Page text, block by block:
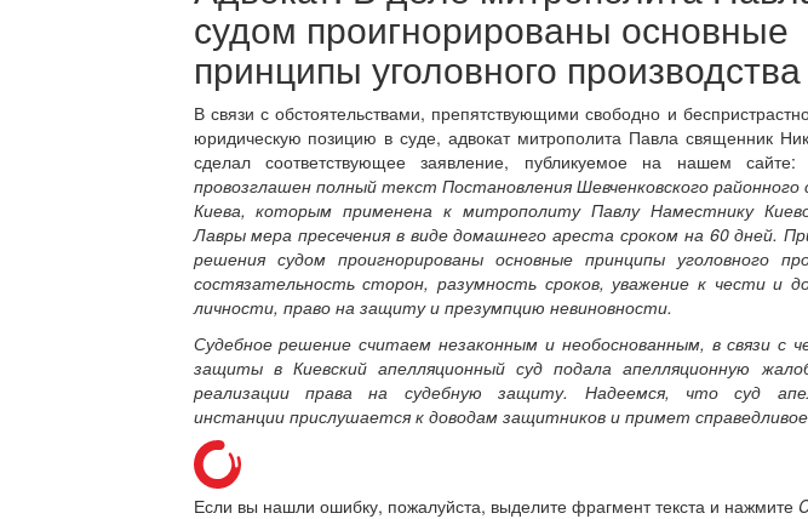
судом проигнорированы основные
принципы уголовного производства
В связи с обстоятельствами, препятствующими свободно и
юридическую позицию в суде, адвокат митрополита Павла священник
сделал соответствующее заявление, публикуемое на нашем сайте:
провозглашен полный текст Постановления Шевченковского районного
Киева, которым применена к митрополиту Павлу Наместнику
Лавры мера пресечения в виде домашнего ареста сроком на 60 дней.
решения судом проигнорированы основные принципы уголовного
состязательность сторон, разумность сроков, уважение к чести и
личности, право на защиту и презумпцию невиновности.
Судебное решение считаем незаконным и необоснованным, в связи с
защиты в Киевский апелляционный суд подала апелляционную
реализации права на судебную защиту. Надеемся, что суд
инстанции прислушается к доводам защитников и примет
Если вы нашли ошибку, пожалуйста, выделите фрагмент текста и нажмите